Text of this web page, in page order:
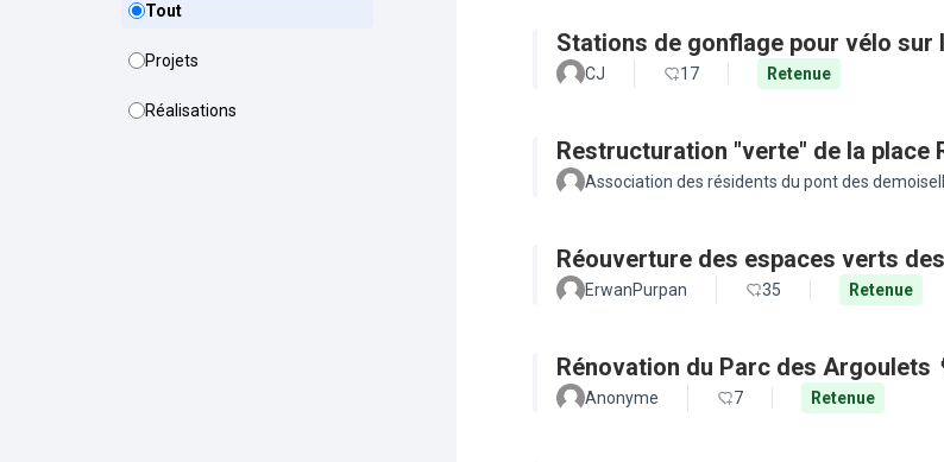
Tout
Projets
Réalisations
Stations de gonflage pour vélo
CJ 17 Retenue
Restructuration "verte" de la place
Association des résidents du pont des
Réouverture des espaces verts
ErwanPurpan 35 Retenue
Rénovation du Parc des Argoulets
Anonyme 7 Retenue